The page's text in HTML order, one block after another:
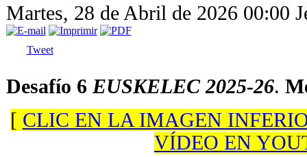
Martes, 28 de Abril de 2026 00:00
Tweet
Desafío 6 EUSKELEC 2025-26.
[ CLIC EN LA IMAGEN
VÍDEO EN